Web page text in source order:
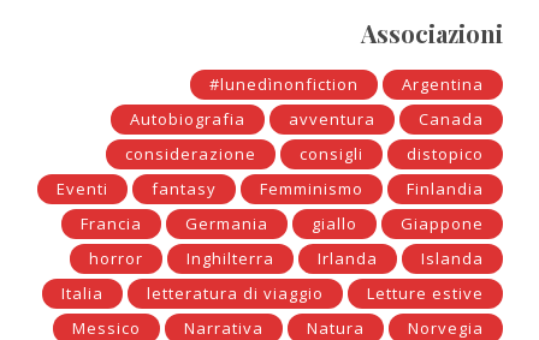
Associazioni
#lunedìnonfiction
Argentina
Autobiografia
avventura
Canada
considerazione
consigli
distopico
Eventi
fantasy Femminismo
Finlandia
Francia
Germania giallo
Giappone
horror
Inghilterra Irlanda
Islanda
Italia
letteratura di viaggio
Letture estive
Messico
Narrativa Natura
Norvegia